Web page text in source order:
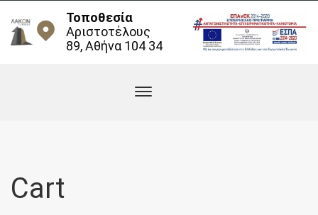
Τοποθεσία
Αριστοτέλους
89, Αθήνα 104 34
Cart